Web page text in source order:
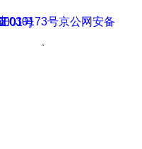
030173号
号